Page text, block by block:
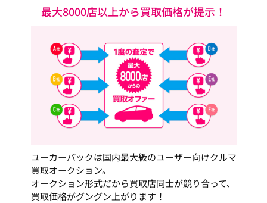
最大8000店以上から買取価格が提示！
ユーカーパックは国内最大級のユーザー向けクルマ
買取オークション。
オークション形式だから買取店同士が競り合って、
買取価格がグングン上がります！